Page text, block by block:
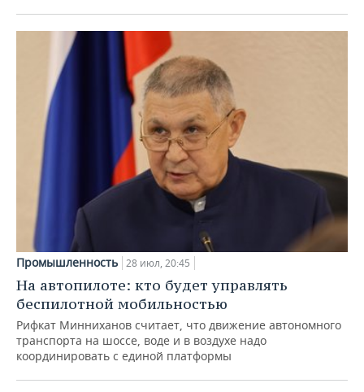
Промышленность 28 июл, 20:45
На автопилоте: кто будет управлять
беспилотной мобильностью
Рифкат Минниханов считает, что движение автономного
транспорта на шоссе, воде и в воздухе надо
координировать с единой платформы